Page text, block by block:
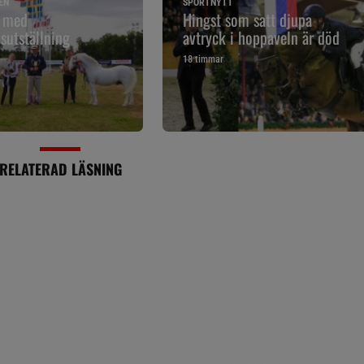
Hingst som satt djupa
avtryck i hoppaveln är död
18 timmar
RELATERAD LÄSNING